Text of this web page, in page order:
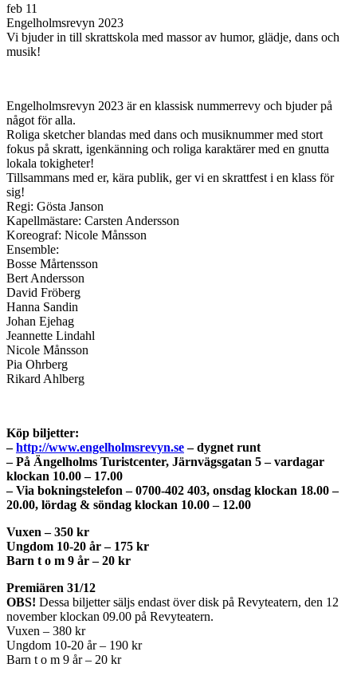
feb 11
Engelholmsrevyn 2023
Vi bjuder in till skrattskola med massor av humor, glädje, dans och
musik!
Engelholmsrevyn 2023 är en klassisk nummerrevy och bjuder på
något för alla.
Roliga sketcher blandas med dans och musiknummer med stort
fokus på skratt, igenkänning och roliga karaktärer med en gnutta
lokala tokigheter!
Tillsammans med er, kära publik, ger vi en skrattfest i en klass för
sig!
Regi: Gösta Janson
Kapellmästare: Carsten Andersson
Koreograf: Nicole Månsson
Ensemble:
Bosse Mårtensson
Bert Andersson
David Fröberg
Hanna Sandin
Johan Ejehag
Jeannette Lindahl
Nicole Månsson
Pia Ohrberg
Rikard Ahlberg
Köp biljetter:
–http://www.engelholmsrevyn.se– dygnet runt
– På Ängelholms Turistcenter, Järnvägsgatan 5 – vardagar
klockan 10.00 – 17.00
– Via bokningstelefon – 0700-402 403, onsdag klockan 18.00 –
20.00, lördag & söndag klockan 10.00 – 12.00
Vuxen – 350 kr
Ungdom 10-20 år – 175 kr
Barn t o m 9 år – 20 kr
Premiären 31/12
OBS! Dessa biljetter säljs endast över disk på Revyteatern, den 12
november klockan 09.00 på Revyteatern.
Vuxen – 380 kr
Ungdom 10-20 år – 190 kr
Barn t o m 9 år – 20 kr